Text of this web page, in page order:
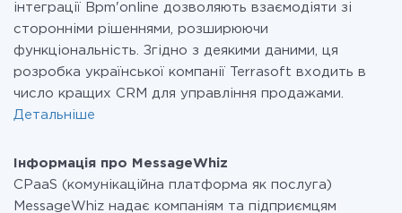
інтеграції Bpm'online дозволяють взаємодіяти зі
сторонніми рішеннями, розширюючи
функціональність. Згідно з деякими даними, ця
розробка української компанії Terrasoft входить в
число кращих CRM для управління продажами.
Детальніше
Інформація про MessageWhiz
CPaaS (комунікаційна платформа як послуга)
MessageWhiz надає компаніям та підприємцям